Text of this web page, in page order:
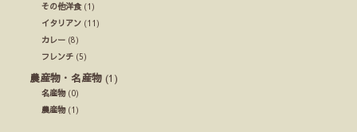
その他洋食(1)
イタリアン (11)
カレー (8)
フレンチ (5)
農産物・名産物 (1)
名産物(0)
農産物(1)